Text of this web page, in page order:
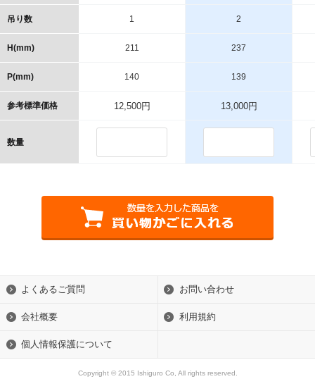
吊り数
H(mm)
P(mm)
参考標準価格
数量
1
211
140
12,500円
2
237
139
13,000円
よくあるご質問 お問い合わせ
会社概要 利用規約
個人情報保護について
Copyright © 2015 Ishiguro Co, All rights reserved.